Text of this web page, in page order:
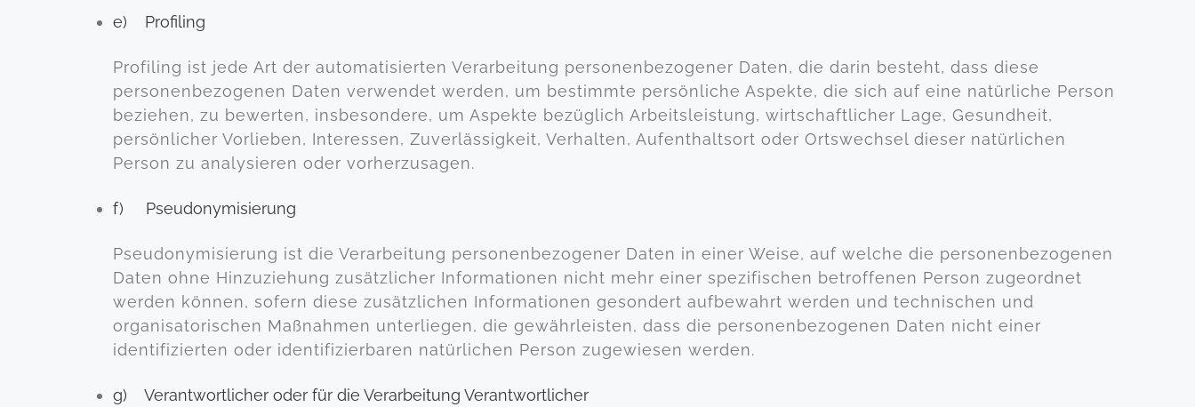
e) Profiling
Profiling ist jede Art der automatisierten Verarbeitung personenbezogener Daten, die darin besteht, dass diese
personenbezogenen Daten verwendet werden, um bestimmte persönliche Aspekte, die sich auf eine natürliche Person
beziehen, zu bewerten, insbesondere, um Aspekte bezüglich Arbeitsleistung, wirtschaftlicher Lage, Gesundheit,
persönlicher Vorlieben, Interessen, Zuverlässigkeit, Verhalten, Aufenthaltsort oder Ortswechsel dieser natürlichen
Person zu analysieren oder vorherzusagen.
f) Pseudonymisierung
Pseudonymisierung ist die Verarbeitung personenbezogener Daten in einer Weise, auf welche die personenbezogenen
Daten ohne Hinzuziehung zusätzlicher Informationen nicht mehr einer spezifischen betroffenen Person zugeordnet
werden können, sofern diese zusätzlichen Informationen gesondert aufbewahrt werden und technischen und
organisatorischen Maßnahmen unterliegen, die gewährleisten, dass die personenbezogenen Daten nicht einer
identifizierten oder identifizierbaren natürlichen Person zugewiesen werden.
g) Verantwortlicher oder für die Verarbeitung Verantwortlicher